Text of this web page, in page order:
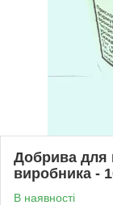
Добрива для
виробника -
В наявності